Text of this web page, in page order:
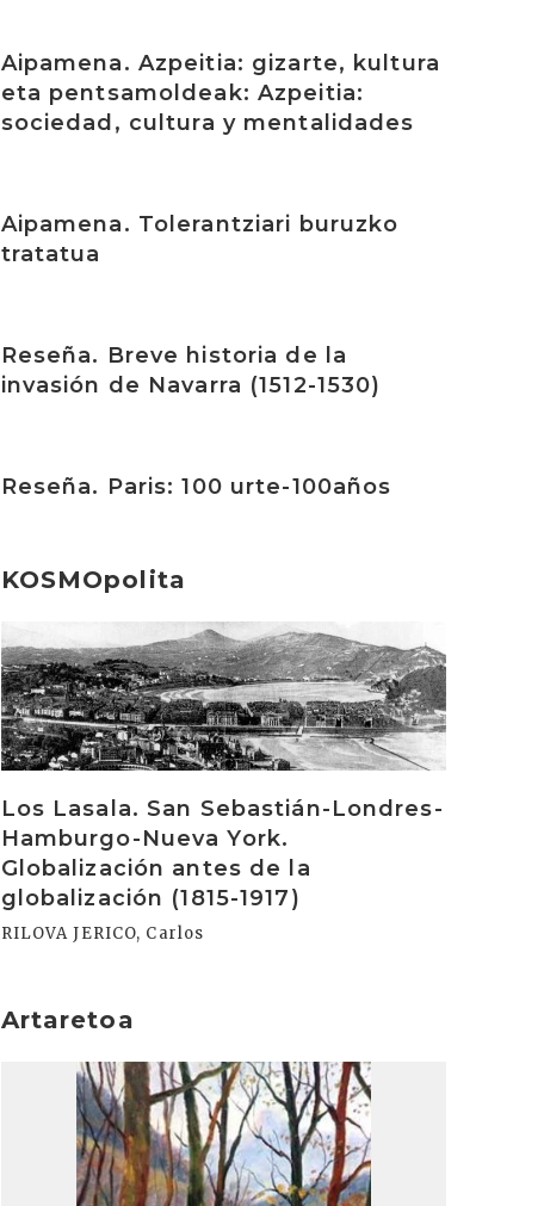
Aipamena. Azpeitia: gizarte, kultura
eta pentsamoldeak: Azpeitia:
sociedad, cultura y mentalidades
Aipamena. Tolerantziari buruzko
tratatua
Reseña. Breve historia de la
invasión de Navarra (1512-1530)
Reseña. Paris: 100 urte-100años
KOSMOpolita
Los Lasala. San Sebastián-Londres-
Hamburgo-Nueva York.
Globalización antes de la
globalización (1815-1917)
RILOVA JERICO, Carlos
Artaretoa
Irakurri